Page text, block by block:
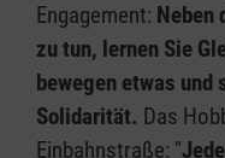
Engagement: Neben
zu tun, lernen Sie
bewegen etwas und
Solidarität. Das
Einbahnstraße: "